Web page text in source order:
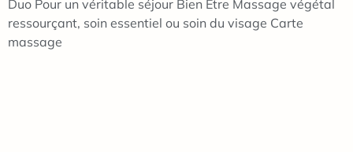
Duo Pour un véritable séjour Bien Être Massage végétal
ressourçant, soin essentiel ou soin du visage Carte
massage